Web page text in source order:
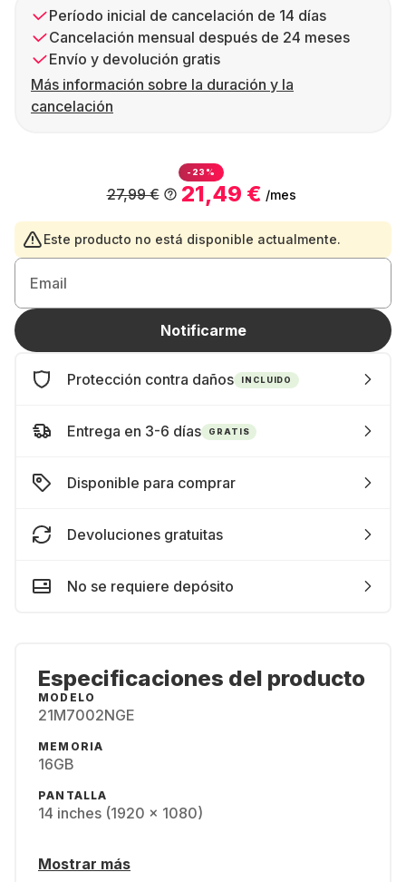
Período inicial de cancelación de 14 días
Cancelación mensual después de 24 meses
Envío y devolución gratis
Más información sobre la duración y la
cancelación
-23%
21,49 € /mes
27,99 €
Este producto no está disponible actualmente.
Email
Notificarme
Protección contra daños INCLUIDO
Entrega en 3-6 días GRATIS
Disponible para comprar
Devoluciones gratuitas
No se requiere depósito
Especificaciones del producto
MODELO
21M7002NGE
MEMORIA
16GB
PANTALLA
14 inches (1920 x 1080)
Mostrar más